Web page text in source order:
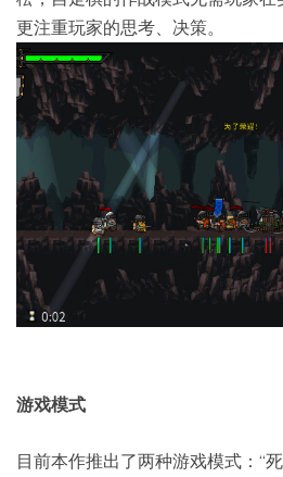
更注重玩家的思考、决策。
游戏模式
目前本作推出了两种游戏模式：“死